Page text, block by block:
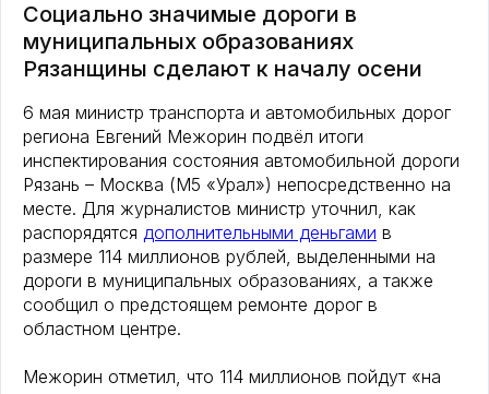
Социально значимые дороги в
муниципальных образованиях
Рязанщины сделают к началу осени
6 мая министр транспорта и автомобильных дорог
региона Евгений Межорин подвёл итоги
инспектирования состояния автомобильной дороги
Рязань – Москва (М5 «Урал») непосредственно на
месте. Для журналистов министр уточнил, как
распорядятся дополнительными деньгами в
размере 114 миллионов рублей, выделенными на
дороги в муниципальных образованиях, а также
сообщил о предстоящем ремонте дорог в
областном центре.
Межорин отметил, что 114 миллионов пойдут «на